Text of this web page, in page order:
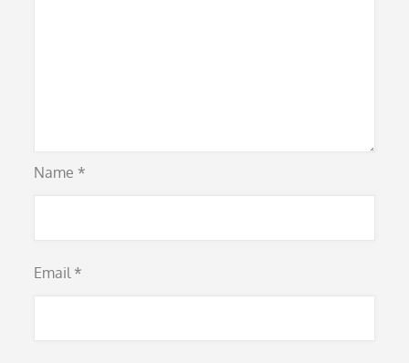
Name *
Email *